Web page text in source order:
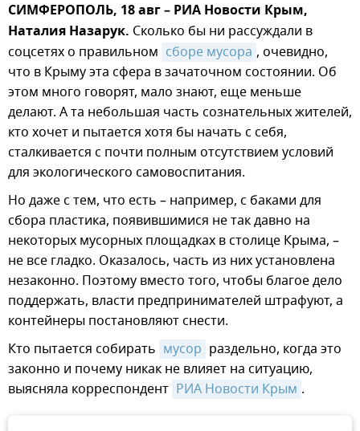
СИМФЕРОПОЛЬ, 18 авг – РИА Новости Крым,
Наталия Назарук. Сколько бы ни рассуждали в
соцсетях о правильном сборе мусора , очевидно,
что в Крыму эта сфера в зачаточном состоянии. Об
этом много говорят, мало знают, еще меньше
делают. А та небольшая часть сознательных жителей,
кто хочет и пытается хотя бы начать с себя,
сталкивается с почти полным отсутствием условий
для экологического самовоспитания.
Но даже с тем, что есть – например, с баками для
сбора пластика, появившимися не так давно на
некоторых мусорных площадках в столице Крыма, –
не все гладко. Оказалось, часть из них установлена
незаконно. Поэтому вместо того, чтобы благое дело
поддержать, власти предпринимателей штрафуют, а
контейнеры постановляют снести.
Кто пытается собирать мусор раздельно, когда это
законно и почему никак не влияет на ситуацию,
выясняла корреспондент РИА Новости Крым .